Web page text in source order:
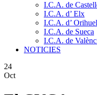
I.C.A. de
I.C.A. d’ Elx
I.C.A. d’
I.C.A. de Sueca
I.C.A. de
NOTICIES
24
Oct